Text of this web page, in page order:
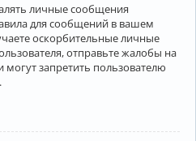
личные сообщения
для сообщений в вашем
оскорбительные личные
отправьте жалобы на
запретить пользователю